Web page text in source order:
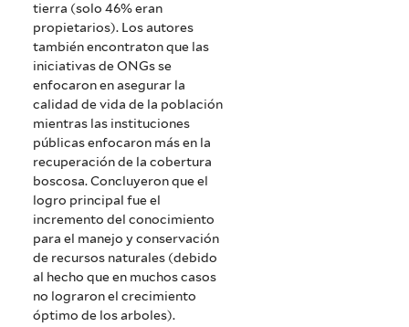
tierra (solo 46% eran
propietarios). Los autores
también encontraton que las
iniciativas de ONGs se
enfocaron en asegurar la
calidad de vida de la población
mientras las instituciones
públicas enfocaron más en la
recuperación de la cobertura
boscosa. Concluyeron que el
logro principal fue el
incremento del conocimiento
para el manejo y conservación
de recursos naturales (debido
al hecho que en muchos casos
no lograron el crecimiento
óptimo de los arboles).